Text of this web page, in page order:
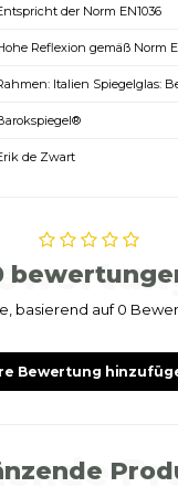
der Norm EN1036
Reflexion gemäß Norm
Italien Spiegelglas:
de Zwart
basierend auf 0
Bewertung